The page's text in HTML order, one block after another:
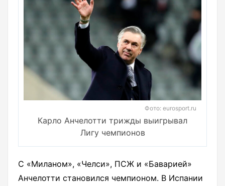
Фото: eurosport.ru
Карло Анчелотти трижды выигрывал
Лигу чемпионов
С «Миланом», «Челси», ПСЖ и «Баварией»
Анчелотти становился чемпионом. В Испании